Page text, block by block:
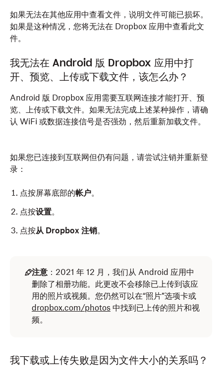
如果无法在其他应用中查看文件，说明文件可能已损坏。
如果是这种情况，您将无法在 Dropbox 应用中查看此文
件。
我无法在 Android 版 Dropbox 应用中打
开、预览、上传或下载文件，该怎么办？
Android 版 Dropbox 应用需要互联网连接才能打开、预
览、上传或下载文件。如果无法完成上述某种操作，请确
认 WiFi 或数据连接信号是否强劲，然后重新加载文件。
如果您已连接到互联网但仍有问题，请尝试注销并重新登
录：
点按屏幕底部的帐户。
点按设置。
点按从 Dropbox 注销。
注意 ：2021 年 12 月，我们从 Android 应用中
删除了相册功能。此更改不会移除已上传到该应
用的照片或视频。您仍然可以在“照片”选项卡或
dropbox.com/photos 中找到已上传的照片和视
频。
我下载或上传失败是因为文件大小的关系吗？